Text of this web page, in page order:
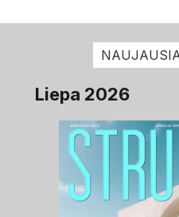
Liepa 2026